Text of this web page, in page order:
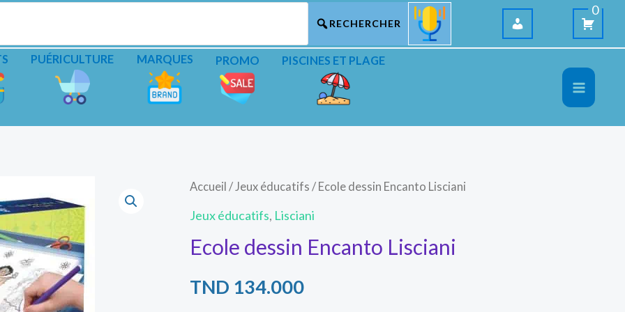
0
PUÉRICULTURE MARQUES PROMO PISCINES ET PLAGE
Accueil /Jeux éducatifs / Ecole dessin Encanto Lisciani
Jeux éducatifs, Lisciani
Ecole dessin Encanto Lisciani
TND 134.000